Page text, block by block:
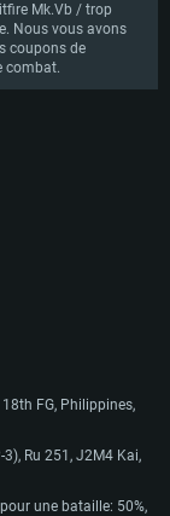
Mk.Vb / trop
Nous vous avons
coupons de
combat.
FG, Philippines,
Ru 251, J2M4 Kai,
une bataille: 50%,